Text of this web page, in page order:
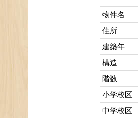
物件名
住所
建築年
構造
階数
小学校区
中学校区